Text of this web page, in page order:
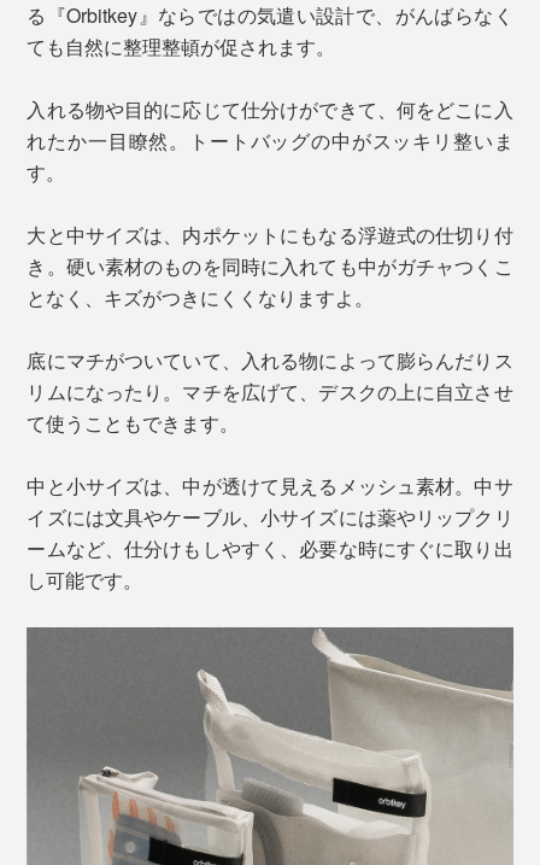
る『Orbitkey』ならではの気遣い設計で、がんばらなく
ても自然に整理整頓が促されます。
入れる物や目的に応じて仕分けができて、何をどこに入
れたか一目瞭然。トートバッグの中がスッキリ整いま
す。
大と中サイズは、内ポケットにもなる浮遊式の仕切り付
き。硬い素材のものを同時に入れても中がガチャつくこ
となく、キズがつきにくくなりますよ。
底にマチがついていて、入れる物によって膨らんだりス
リムになったり。マチを広げて、デスクの上に自立させ
て使うこともできます。
中と小サイズは、中が透けて見えるメッシュ素材。中サ
イズには文具やケーブル、小サイズには薬やリップクリ
ームなど、仕分けもしやすく、必要な時にすぐに取り出
し可能です。